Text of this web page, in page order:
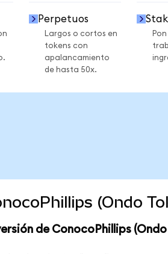
Perpetuos
Largos o cortos en
tokens con
apalancamiento
de hasta 50x.
(Ondo
de ConocoPhillips